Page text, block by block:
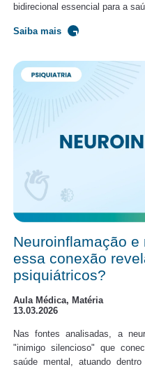
bidirecional essencial para a
Saiba mais
Neuroinflamação
essa conexão
psiquiátricos?
Aula Médica, Matéria
13.03.2026
Nas fontes analisadas, a
"inimigo silencioso" que
saúde mental, atuando